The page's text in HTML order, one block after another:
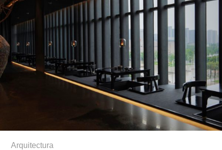
Arquitectura